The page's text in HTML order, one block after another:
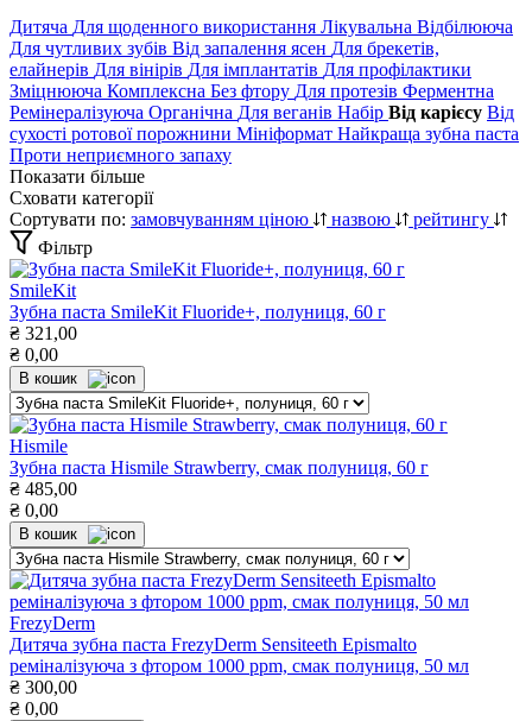
Дитяча Для щоденного використання Лікувальна Відбілююча
Для чутливих зубів Від запалення ясен Для брекетів,
елайнерів Для вінірів Для імплантатів Для профілактики
Зміцнююча Комплексна Без фтору Для протезів Ферментна
Ремінералізуюча Органічна Для веганів Набір Від карієсу Від
сухості ротової порожнини Мініформат Найкраща зубна паста
Проти неприємного запаху
Показати більше
Сховати категорії
Сортувати по: замовчуванням ціною назвою
рейтингу
Фільтр
SmileKit
Зубна паста SmileKit Fluoride+, полуниця, 60 г
₴ 321,00
₴ 0,00
В кошик
Hismile
Зубна паста Hismile Strawberry, смак полуниця, 60 г
₴ 485,00
₴ 0,00
В кошик
FrezyDerm
Дитяча зубна паста FrezyDerm Sensiteeth Epismalto
реміналізуюча з фтором 1000 ppm, смак полуниця, 50 мл
₴ 300,00
₴ 0,00